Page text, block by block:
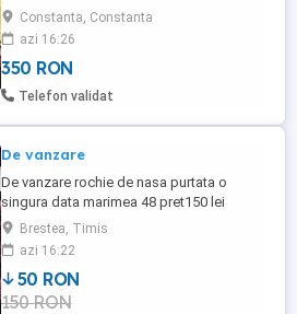
Beautiful dress by Roberto Cavalli.
Suitable for special occasions When we
think of Roberto Cavalli, we imagine
animal prints and vibrant colours. This
dress is the proof that these elements are
Constanta, Constanta
azi 16:26
350 RON
Telefon validat
De vanzare
De vanzare rochie de nasa purtata o
singura data marimea 48 pret150 lei
pantofi nr 37 sandale nr 36 brestea 50 de
lei judetul timis denta
Brestea, Timis
azi 16:22
50 RON
150 RON